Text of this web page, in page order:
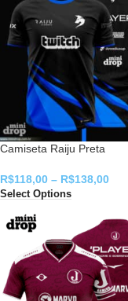
Camiseta Raiju Preta
R$118,00 – R$138,00
Select Options